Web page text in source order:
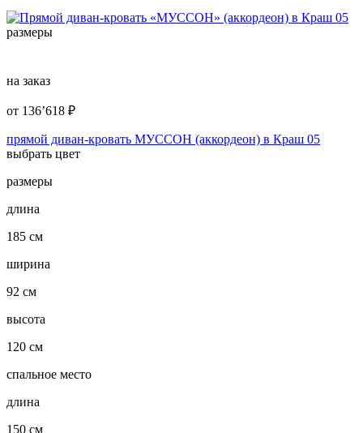
размеры
на заказ
от 136’618 ₽
прямой диван-кровать МУССОН (аккордеон) в Краш 05
выбрать цвет
размеры
длина
185 см
ширина
92 см
высота
120 см
спальное место
длина
150 см